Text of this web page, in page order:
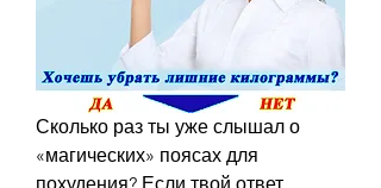
Сколько раз ты уже слышал о
«магических» поясах для
похудения? Если твой ответ